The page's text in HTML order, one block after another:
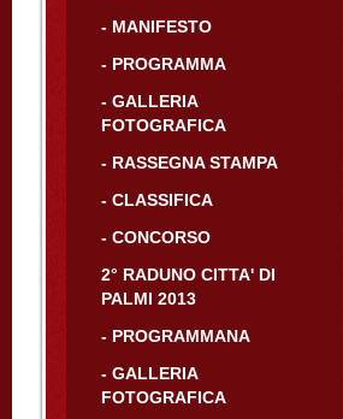
- MANIFESTO
- PROGRAMMA
- GALLERIA
FOTOGRAFICA
- RASSEGNA STAMPA
- CLASSIFICA
- CONCORSO
2° RADUNO CITTA' DI
PALMI 2013
- PROGRAMMANA
- GALLERIA
FOTOGRAFICA